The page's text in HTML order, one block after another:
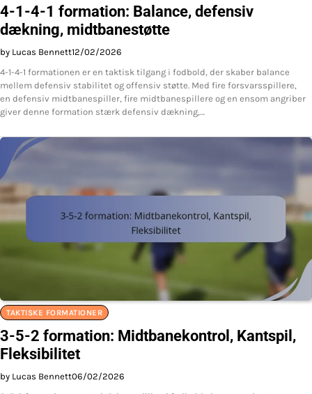
4-1-4-1 formation: Balance, defensiv
dækning, midtbanestøtte
by Lucas Bennett12/02/2026
4-1-4-1 formationen er en taktisk tilgang i fodbold, der skaber balance
mellem defensiv stabilitet og offensiv støtte. Med fire forsvarsspillere,
en defensiv midtbanespiller, fire midtbanespillere og en ensom angriber
giver denne formation stærk defensiv dækning,…
TAKTISKE FORMATIONER
3-5-2 formation: Midtbanekontrol, Kantspil,
Fleksibilitet
by Lucas Bennett06/02/2026